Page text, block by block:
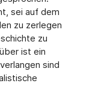
sei auf dem
zu zerlegen
zu
ist ein
sind